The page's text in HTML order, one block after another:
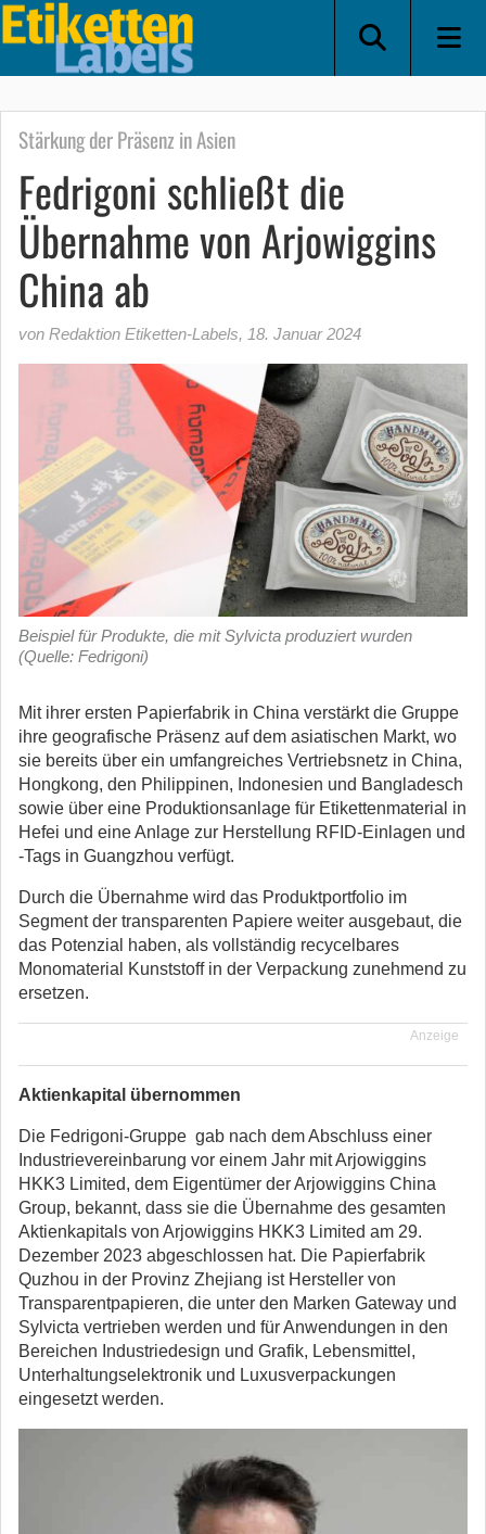
Stärkung der Präsenz in Asien
Fedrigoni schließt die
Übernahme von Arjowiggins
China ab
von Redaktion Etiketten-Labels, 18. Januar 2024
Beispiel für Produkte, die mit Sylvicta produziert wurden
(Quelle: Fedrigoni)
Mit ihrer ersten Papierfabrik in China verstärkt die Gruppe
ihre geografische Präsenz auf dem asiatischen Markt, wo
sie bereits über ein umfangreiches Vertriebsnetz in China,
Hongkong, den Philippinen, Indonesien und Bangladesch
sowie über eine Produktionsanlage für Etikettenmaterial in
Hefei und eine Anlage zur Herstellung RFID-Einlagen und
-Tags in Guangzhou verfügt.
Durch die Übernahme wird das Produktportfolio im
Segment der transparenten Papiere weiter ausgebaut, die
das Potenzial haben, als vollständig recycelbares
Monomaterial Kunststoff in der Verpackung zunehmend zu
ersetzen.
Anzeige
Aktienkapital übernommen
Die Fedrigoni-Gruppe gab nach dem Abschluss einer
Industrievereinbarung vor einem Jahr mit Arjowiggins
HKK3 Limited, dem Eigentümer der Arjowiggins China
Group, bekannt, dass sie die Übernahme des gesamten
Aktienkapitals von Arjowiggins HKK3 Limited am 29.
Dezember 2023 abgeschlossen hat. Die Papierfabrik
Quzhou in der Provinz Zhejiang ist Hersteller von
Transparentpapieren, die unter den Marken Gateway und
Sylvicta vertrieben werden und für Anwendungen in den
Bereichen Industriedesign und Grafik, Lebensmittel,
Unterhaltungselektronik und Luxusverpackungen
eingesetzt werden.